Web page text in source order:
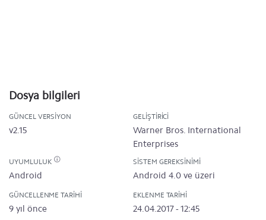
Dosya bilgileri
GÜNCEL VERSIYON
v2.15
GELIŞTIRICI
Warner Bros. International
Enterprises
UYUMLULUK
Android
SISTEM GEREKSINIMI
Android 4.0 ve üzeri
GÜNCELLENME TARIHI
9 yıl önce
EKLENME TARIHI
24.04.2017 - 12:45